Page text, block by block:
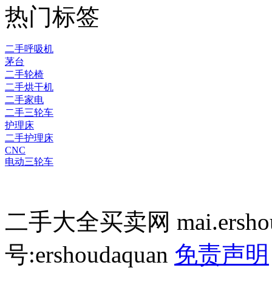
热门标签
二手呼吸机
茅台
二手轮椅
二手烘干机
二手家电
二手三轮车
护理床
二手护理床
CNC
电动三轮车
二手大全买卖网
号:ershoudaquan 免责声明